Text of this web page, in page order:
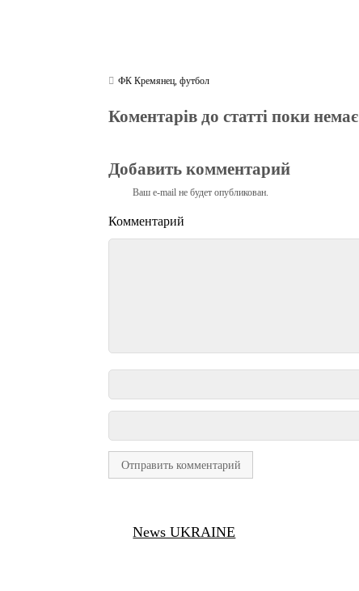
ФК Кремянец ,футбол
Коментарів до статті поки немає
Добавить комментарий
Ваш e-mail не будет опубликован.
Комментарий
News UKRAINE